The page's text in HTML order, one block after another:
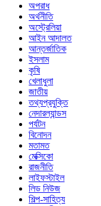
অপরাধ
অর্থনীতি
অস্ট্রেলিয়া
আইন আদালত
আন্তর্জাতিক
ইসলাম
কৃষি
খেলাধুলা
জাতীয়
তথ্যপ্রযুক্তি
নেদারল্যান্ডস
পর্যটন
বিনোদন
মতামত
মেক্সিকো
রাজনীতি
লাইফস্টাইল
লিড নিউজ
শিল্প-সাহিত্য